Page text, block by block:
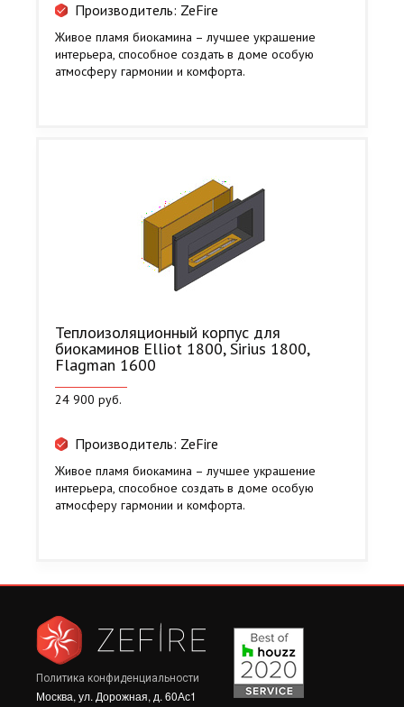
Производитель: ZeFire
Живое пламя биокамина – лучшее украшение
интерьера, способное создать в доме особую
атмосферу гармонии и комфорта.
Теплоизоляционный корпус для
биокаминов Elliot 1800, Sirius 1800,
Flagman 1600
24 900 руб.
Производитель: ZeFire
Живое пламя биокамина – лучшее украшение
интерьера, способное создать в доме особую
атмосферу гармонии и комфорта.
Политика конфиденциальности
Москва, ул. Дорожная, д. 60Ас1